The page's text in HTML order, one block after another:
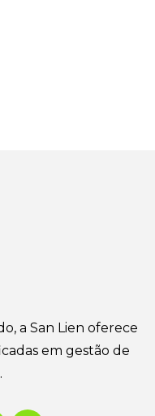
a San Lien oferece
em gestão de